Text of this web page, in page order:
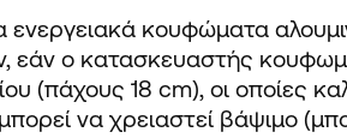
ενεργειακά κουφώματα
εάν ο κατασκευαστής
(πάχους 18 cm), οι οποίες
να χρειαστεί βάψιμο